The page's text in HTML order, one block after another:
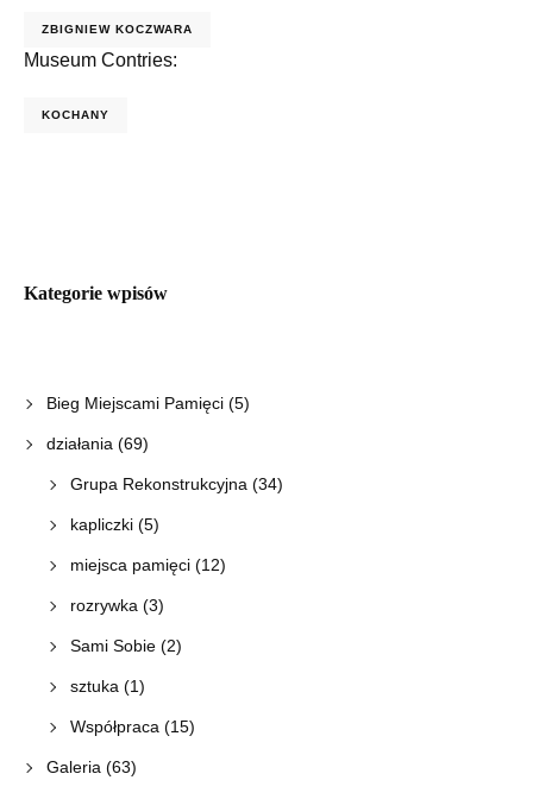
ZBIGNIEW KOCZWARA
Museum Contries:
KOCHANY
Kategorie wpisów
Bieg Miejscami Pamięci(5)
działania (69)
Grupa Rekonstrukcyjna (34)
kapliczki(5)
miejsca pamięci(12)
rozrywka (3)
Sami Sobie(2)
sztuka (1)
Współpraca (15)
Galeria (63)